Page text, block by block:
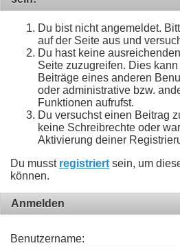
Du bist nicht angemeldet.
auf der Seite aus und
Du hast keine
Seite zuzugreifen. Dies
Beiträge eines anderen
oder administrative bzw.
Funktionen aufrufst.
Du versuchst einen Beitrag
keine Schreibrechte oder
Aktivierung deiner
Du musst registriert sein, um
können.
Anmelden
Benutzername: